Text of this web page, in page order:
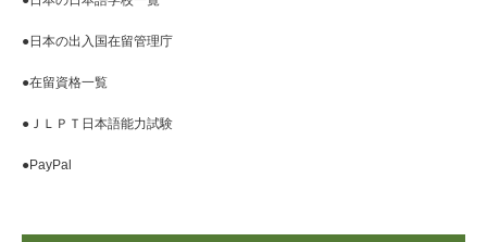
●日本の出入国在留管理庁
●在留資格一覧
●ＪＬＰＴ日本語能力試験
●PayPal